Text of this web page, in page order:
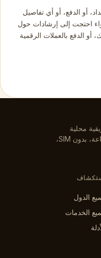
أو الدفع، أو أي تفاصيل
احتجت إلى إرشادات حول
أو الدفع بالعملات الرقمية
محلية
بالإضافة إلى خطوط دولية — يعمل خلال ساعة، بدون SIM،
الدول
الخدمات